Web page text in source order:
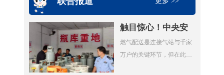
触目惊心！中央安
全生产考核巡查组
暗访云南：液化气
燃气配送是连接气站与千家
万户的关键环节，但在此次